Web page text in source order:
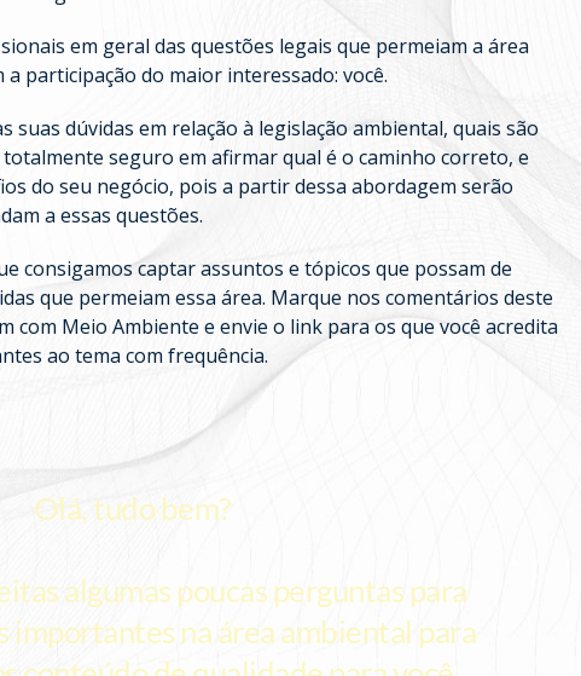
em geral das questões legais que permeiam a área
participação do maior interessado: você.
suas dúvidas em relação à legislação ambiental, quais são
seguro em afirmar qual é o caminho correto, e
do seu negócio, pois a partir dessa abordagem serão
a essas questões.
consigamos captar assuntos e tópicos que possam de
que permeiam essa área. Marque nos comentários deste
com Meio Ambiente e envie o link para os que você acredita
ao tema com frequência.